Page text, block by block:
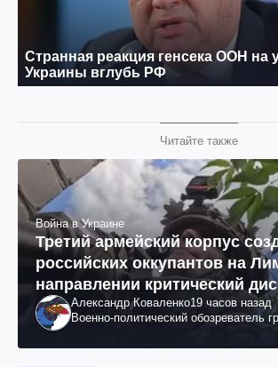
Читайте также
Война в Украине
Третий армейский корпус
российских оккупантов на
направлении критический
как это удалось
Александр Коваленко19 часов назад
Военно-политический обозреватель